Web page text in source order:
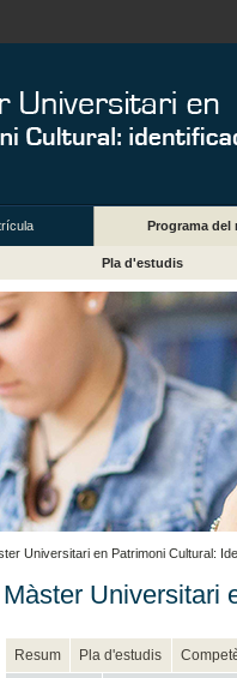
Programa del
Pla d'estudis
Universitari en Patrimoni Cultural:
Màster Universitari
Resum Pla d'estudis